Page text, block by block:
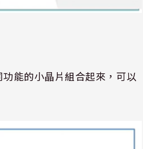
能的小晶片組合起來，可以